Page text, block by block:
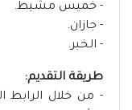
- خميس مشيط.
- جازان.
- الخبر.
طريقة التقديم:
- من خلال الرابط